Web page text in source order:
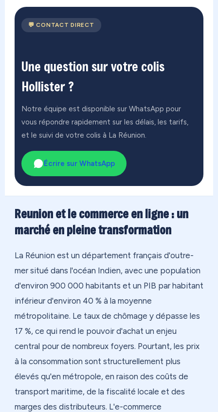
💬 CONTACT DIRECT
Une question sur votre colis
Hollister ?
Notre équipe est disponible sur WhatsApp pour
vous répondre rapidement sur les délais, les tarifs,
et le suivi de votre colis à La Réunion.
Écrire sur WhatsApp
Reunion et le commerce en ligne : un
marché en pleine transformation
La Réunion est un département français d'outre-
mer situé dans l'océan Indien, avec une population
d'environ 900 000 habitants et un PIB par habitant
inférieur d'environ 40 % à la moyenne
métropolitaine. Le taux de chômage y dépasse les
17 %, ce qui rend le pouvoir d'achat un enjeu
central pour de nombreux foyers. Pourtant, les prix
à la consommation sont structurellement plus
élevés qu'en métropole, en raison des coûts de
transport maritime, de la fiscalité locale et des
marges des distributeurs. L'e-commerce